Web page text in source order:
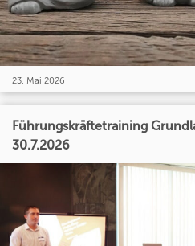
23. Mai 2026
Führungskräftetraining
30.7.2026